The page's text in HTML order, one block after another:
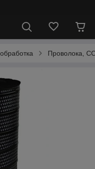
Проволока,